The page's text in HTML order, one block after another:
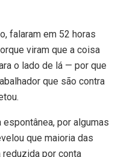
falaram em 52 horas
viram que a coisa
o lado de lá — por que
que são contra
por algumas
que maioria das
reduzida por conta